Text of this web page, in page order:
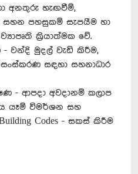
අනතුරු හැඟවීම්,
සහන පහසුකම් සැපයීම හා
ක්‍රියාත්මක වේ.
- වන්දි මුදල් වැඩි කිරීම,
සඳහා සහනාධාර
- ආපදා අවදානම් කලාප
යෑම් විමර්ශන සහ
Codes - සකස් කිරීම